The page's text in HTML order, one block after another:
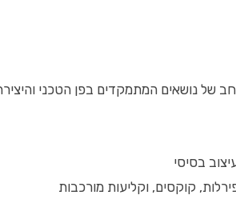
של נושאים המתמקדים בפן הטכני
בסיסי
קוקסים, וקליעות מורכבות